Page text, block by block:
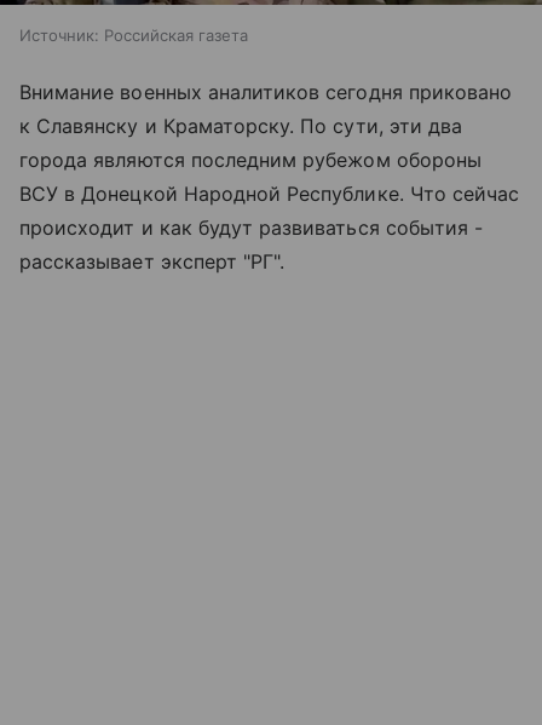
Источник: Российская газета
Внимание военных аналитиков сегодня приковано
к Славянску и Краматорску. По сути, эти два
города являются последним рубежом обороны
ВСУ в Донецкой Народной Республике. Что сейчас
происходит и как будут развиваться события -
рассказывает эксперт "РГ".